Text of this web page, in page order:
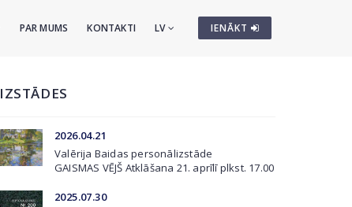
IENĀKT
PAR MUMS KONTAKTI LV
IZSTĀDES
2026.04.21
Valērija Baidas personālizstāde
GAISMAS VĒJŠ Atklāšana 21. aprīlī plkst. 17.00
2025.07.30